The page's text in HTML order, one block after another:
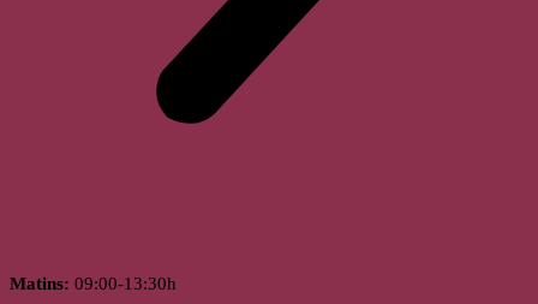
Matins: 09:00-13:30h